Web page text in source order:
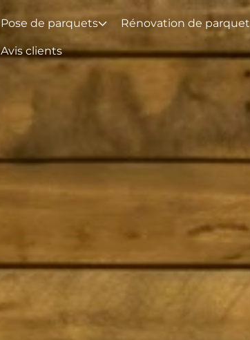
Pose de parquets Rénovation de parquet
Avis clients